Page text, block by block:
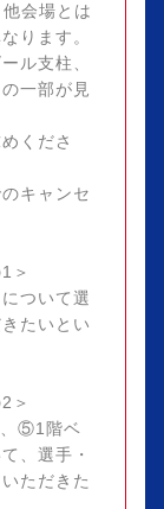
ります。
ル支柱、
一部が見
くださ
キャンセ
＞
ついて選
たいとい
＞
、⑤1階ベ
、選手・
ただきた